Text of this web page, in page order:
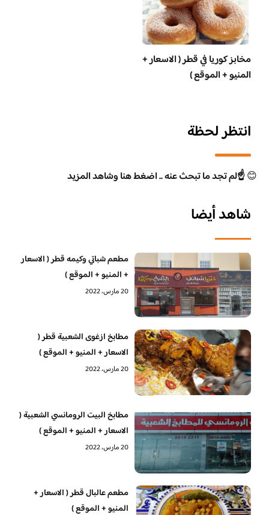
مخابز كوريا في قطر ( الاسعار +
المنيو + الموقع )
انتظر لحظة
😊☝️لم تجد ما تبحث عنه .. اضغط هنا وشاهد المزيد
شاهد أيضا
مطعم شباتي وكيمه قطر ( الاسعار
+ المنيو + الموقع )
20 مارس، 2022
مطابخ ازغوى الشعبية قطر (
الاسعار + المنيو + الموقع )
20 مارس، 2022
مطابخ البيت الرومانسي الشعبية (
الاسعار + المنيو + الموقع )
20 مارس، 2022
مطعم عالبال قطر ( الاسعار +
المنيو + الموقع )